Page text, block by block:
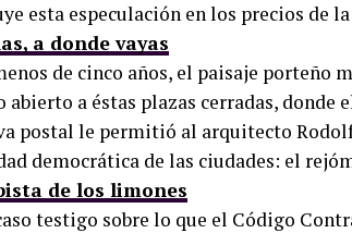
esta especulación en los precios de la
a donde vayas
de cinco años, el paisaje porteño
abierto a éstas plazas cerradas, donde
postal le permitió al arquitecto
democrática de las ciudades: el
de los limones
testigo sobre lo que el Código